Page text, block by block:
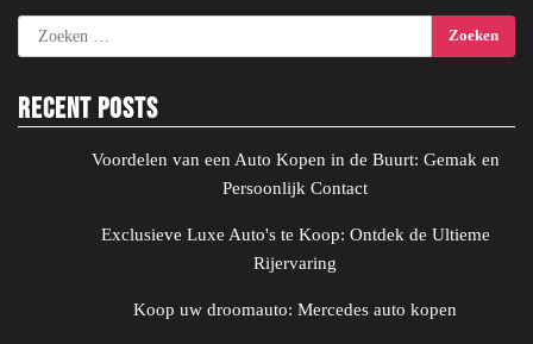
Zoeken
naar:
Recent Posts
Voordelen van een Auto Kopen in de Buurt: Gemak en
Persoonlijk Contact
Exclusieve Luxe Auto's te Koop: Ontdek de Ultieme
Rijervaring
Koop uw droomauto: Mercedes auto kopen